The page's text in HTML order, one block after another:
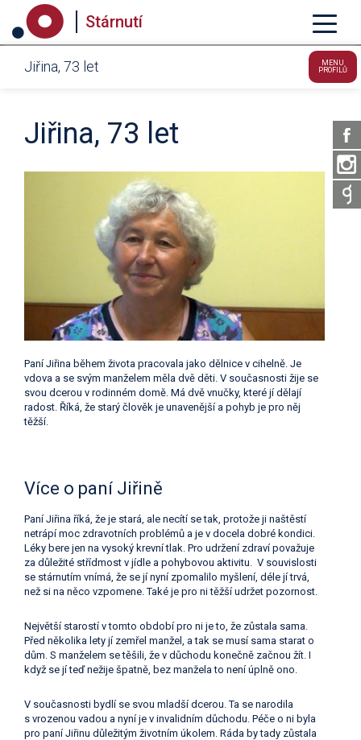
Stárnutí
Jiřina, 73 let
MENU
PROFILŮ
Jiřina, 73 let
Paní Jiřina během života pracovala jako dělnice v cihelně. Je
vdova a se svým manželem měla dvě děti. V současnosti žije se
svou dcerou v rodinném domě. Má dvě vnučky, které jí dělají
radost. Říká, že starý člověk je unavenější a pohyb je pro něj
těžší.
Více o paní Jiřině
Paní Jiřina říká, že je stará, ale necítí se tak, protože ji naštěstí
netrápí moc zdravotních problémů a je v docela dobré kondici.
Léky bere jen na vysoký krevní tlak. Pro udržení zdraví považuje
za důležité střídmost v jídle a pohybovou aktivitu. V souvislosti
se stárnutím vnímá, že se jí nyní zpomalilo myšlení, déle jí trvá,
než si na něco vzpomene. Také je pro ni těžší udržet pozornost.
Největší starostí v tomto období pro ni je to, že zůstala sama.
Před několika lety jí zemřel manžel, a tak se musí sama starat o
dům. S manželem se těšili, že v důchodu konečně začnou žít. I
když se jí teď nežije špatně, bez manžela to není úplně ono.
V současnosti bydlí se svou mladší dcerou. Ta se narodila
s vrozenou vadou a nyní je v invalidním důchodu. Péče o ni byla
pro paní Jiřinu důležitým životním úkolem. Ráda by tady zůstala